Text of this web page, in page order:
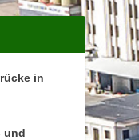
in
und